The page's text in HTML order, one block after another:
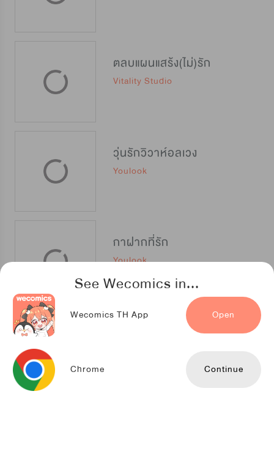
See Wecomics in...
Wecomics TH App Open
Chrome Continue
ตลบแผนแสร้ง(ไม่)รัก
Vitality Studio
วุ่นรักวิวาห์อลเวง
Youlook
กาฝากที่รัก
Youlook